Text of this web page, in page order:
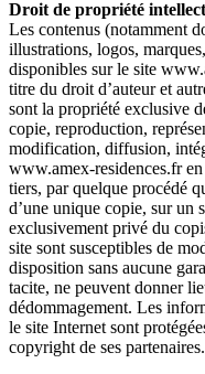
Droit de propriété
Les contenus (notamment
illustrations, logos,
disponibles sur le site
titre du droit d’auteur et
sont la propriété exclusive
copie, reproduction,
modification, diffusion,
www.amex-residences.fr
tiers, par quelque procédé
d’une unique copie, sur un
exclusivement privé du
site sont susceptibles de
disposition sans aucune
tacite, ne peuvent donner
dédommagement. Les
le site Internet sont
copyright de ses partenaires.